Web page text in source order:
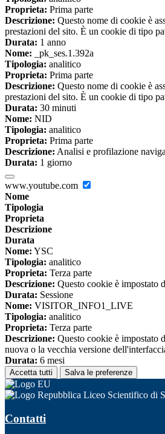
Proprieta: Prima parte
Descrizione: Questo nome di cookie è
prestazioni del sito. È un cookie di tipo
Durata: 1 anno
Nome: _pk_ses.1.392a
Tipologia: analitico
Proprieta: Prima parte
Descrizione: Questo nome di cookie è
prestazioni del sito. È un cookie di tipo
Durata: 30 minuti
Nome: NID
Tipologia: analitico
Proprieta: Prima parte
Descrizione: Analisi e profilazione
Durata: 1 giorno
www.youtube.com
Nome
Tipologia
Proprieta
Descrizione
Durata
Nome: YSC
Tipologia: analitico
Proprieta: Terza parte
Descrizione: Questo cookie è impostato
Durata: Sessione
Nome: VISITOR_INFO1_LIVE
Tipologia: analitico
Proprieta: Terza parte
Descrizione: Questo cookie è impostato
nuova o la vecchia versione
Durata: 6 mesi
Accetta tutti Salva le preferenze
Liceo Scientifico di
Contatti